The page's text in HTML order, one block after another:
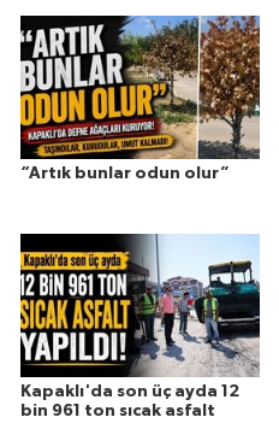
“Artık bunlar odun olur”
Kapaklı'da son üç ayda 12
bin 961 ton sıcak asfalt